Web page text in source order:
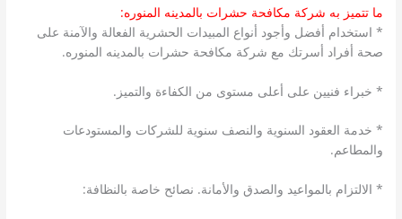
ما تتميز به شركة مكافحة حشرات بالمدينه المنوره:
* استخدام أفضل وأجود أنواع المبيدات الحشرية الفعالة والآمنة على
صحة أفراد أسرتك مع شركة مكافحة حشرات بالمدينه المنوره.
* خبراء فنيين على أعلى مستوى من الكفاءة والتميز.
* خدمة العقود السنوية والنصف سنوية للشركات والمستودعات
والمطاعم.
* الالتزام بالمواعيد والصدق والأمانة. نصائح خاصة بالنظافة: